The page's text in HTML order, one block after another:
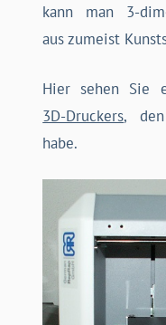
kann man 3-
aus zumeist
Hier sehen Sie
3D-Druckers,
habe.